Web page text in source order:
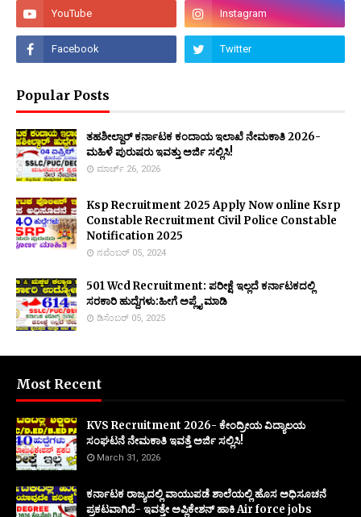
Popular Posts
ತಹಶೀಲ್ದಾರ್ ಕರ್ನಾಟಕ ಕಂದಾಯ ಇಲಾಖೆ ನೇಮಕಾತಿ 2026-
ಮಹಿಳೆ ಪುರುಷರು ಇವತ್ತು ಅರ್ಜಿ ಸಲ್ಲಿಸಿ!
ಮಾರ್ಚ್ 26, 2026
Ksp Recruitment 2025 Apply Now online Ksrp
Constable Recruitment Civil Police Constable
Notification 2025
ನವೆಂಬರ್ 05, 2024
501 Wcd Recruitment: ಪರೀಕ್ಷೆ ಇಲ್ಲದೆ ಕರ್ನಾಟಕದಲ್ಲಿ
ಸರಕಾರಿ ಹುದ್ದೆಗಳು:ಹೀಗೆ ಅಪ್ಲೈ ಮಾಡಿ
ಡಿಸೆಂಬರ್ 05, 2025
Most Recent
KVS Recruitment 2026- ಕೇಂದ್ರೀಯ ವಿದ್ಯಾಲಯ
ಸಂಘಟನೆ ನೇಮಕಾತಿ ಇವತ್ತೆ ಅರ್ಜಿ ಸಲ್ಲಿಸಿ!
March 31, 2026
ಕರ್ನಾಟಕ ರಾಜ್ಯದಲ್ಲಿ ವಾಯುಪಡೆ ಶಾಲೆಯಲ್ಲಿ ಹೊಸ ಅಧಿಸೂಚನೆ
ಪ್ರಕಟವಾಗಿದೆ- ಇವತ್ತೇ ಅಪ್ಲಿಕೇಶನ್ ಹಾಕಿ Air force jobs